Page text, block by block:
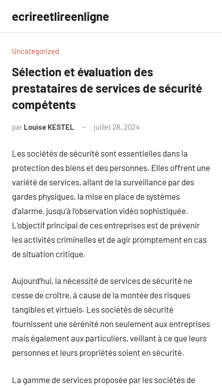
contenu
ecrireetlireenligne
Uncategorized
Sélection et évaluation des
prestataires de services de sécurité
compétents
par Louise KESTEL juillet 28, 2024
Les sociétés de sécurité sont essentielles dans la
protection des biens et des personnes. Elles offrent une
variété de services, allant de la surveillance par des
gardes physiques, la mise en place de systèmes
d’alarme, jusqu’à l’observation vidéo sophistiquée.
L’objectif principal de ces entreprises est de prévenir
les activités criminelles et de agir promptement en cas
de situation critique.
Aujourd’hui, la nécessité de services de sécurité ne
cesse de croître, à cause de la montée des risques
tangibles et virtuels. Les sociétés de sécurité
fournissent une sérénité non seulement aux entreprises
mais également aux particuliers, veillant à ce que leurs
personnes et leurs propriétés soient en sécurité.
La gamme de services proposée par les sociétés de